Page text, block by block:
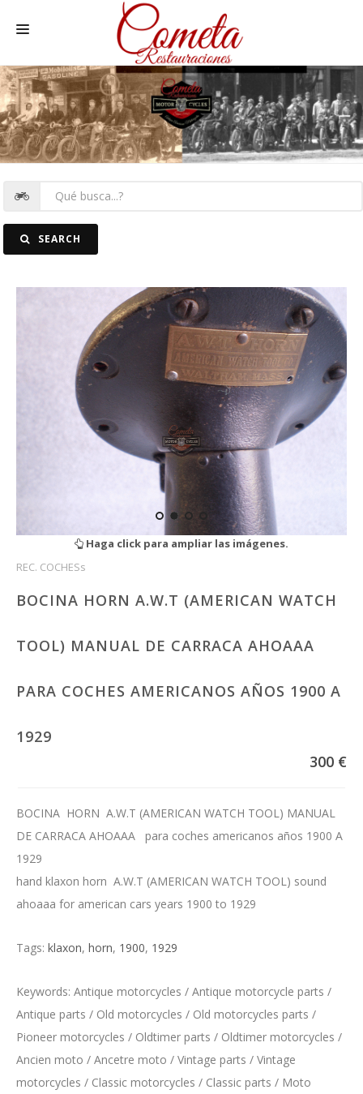
HOME
MOTOS NACIONALES Y OTRAS
REC. MOTOS
FOTOSSEARCH
Haga click para ampliar las imágenes.
REC. COCHESs
BOCINA HORN A.W.T (AMERICAN WATCH
TOOL) MANUAL DE CARRACA AHOAAA
PARA COCHES AMERICANOS AÑOS 1900 A
1929
300 €
BOCINA HORN A.W.T (AMERICAN WATCH TOOL) MANUAL
DE CARRACA AHOAAA para coches americanos años 1900 A
1929
hand klaxon horn A.W.T (AMERICAN WATCH TOOL) sound
ahoaaa for american cars years 1900 to 1929
Tags: klaxon, horn, 1900, 1929
Keywords: Antique motorcycles / Antique motorcycle parts /
Antique parts / Old motorcycles / Old motorcycles parts /
Pioneer motorcycles / Oldtimer parts / Oldtimer motorcycles /
Ancien moto / Ancetre moto / Vintage parts / Vintage
motorcycles / Classic motorcycles / Classic parts / Moto